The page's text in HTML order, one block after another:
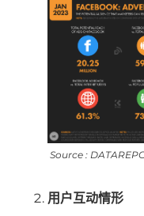
Source :
用户互动情形